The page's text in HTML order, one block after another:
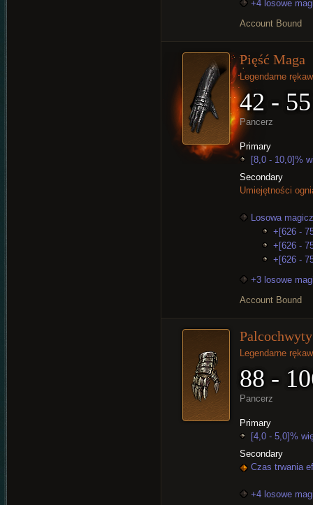
+4 losowe
Account Bound
Pięść Maga
Legendarne
42 - 55
Pancerz
Primary
[8,0 - 10,0]%
Secondary
Umiejętności
Losowa
+[626 -
+[626 -
+[626 -
+3 losowe
Account Bound
Palcochwyty
Legendarne
88 -
Pancerz
Primary
[4,0 - 5,0]%
Secondary
Czas trwania
+4 losowe